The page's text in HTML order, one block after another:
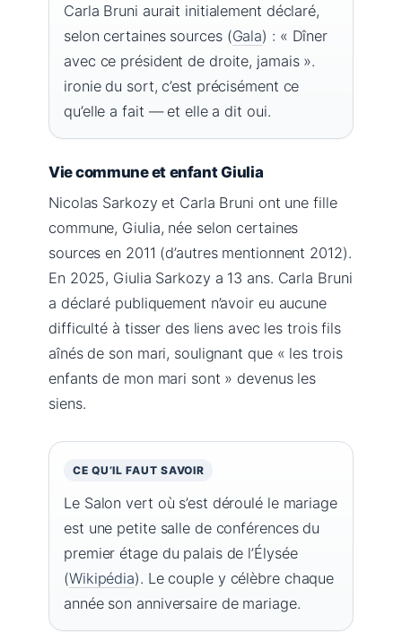
Carla Bruni aurait initialement déclaré,
selon certaines sources (Gala) : « Dîner
avec ce président de droite, jamais ».
ironie du sort, c’est précisément ce
qu’elle a fait — et elle a dit oui.
Vie commune et enfant Giulia
Nicolas Sarkozy et Carla Bruni ont une fille
commune, Giulia, née selon certaines
sources en 2011 (d’autres mentionnent 2012).
En 2025, Giulia Sarkozy a 13 ans. Carla Bruni
a déclaré publiquement n’avoir eu aucune
difficulté à tisser des liens avec les trois fils
aînés de son mari, soulignant que « les trois
enfants de mon mari sont » devenus les
siens.
CE QU’IL FAUT SAVOIR
Le Salon vert où s’est déroulé le mariage
est une petite salle de conférences du
premier étage du palais de l’Élysée
(Wikipédia). Le couple y célèbre chaque
année son anniversaire de mariage.